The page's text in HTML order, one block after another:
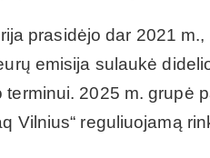
prasidėjo dar 2021
emisija sulaukė
2025 m. grupė
Vilnius“ reguliuojamą